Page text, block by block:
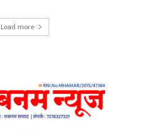
Load more